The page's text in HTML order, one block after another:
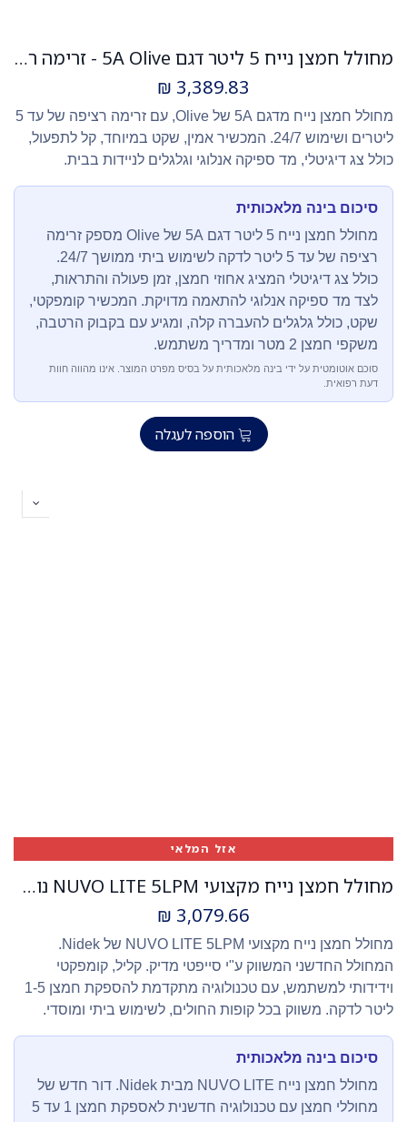
מחולל חמצן נייח 5 ליטר דגם 5A Olive - זרימה רציפה 24/7! צג דיגיטלי
3,389.83
₪
מחולל חמצן נייח מדגם 5A של Olive, עם זרימה רציפה של עד 5
ליטרים ושימוש 24/7. המכשיר אמין, שקט במיוחד, קל לתפעול,
כולל צג דיגיטלי, מד ספיקה אנלוגי וגלגלים לניידות בבית.
סיכום בינה מלאכותית
מחולל חמצן נייח 5 ליטר דגם 5A של Olive מספק זרימה
רציפה של עד 5 ליטר לדקה לשימוש ביתי ממושך 24/7.
כולל צג דיגיטלי המציג אחוזי חמצן, זמן פעולה והתראות,
לצד מד ספיקה אנלוגי להתאמה מדויקת. המכשיר קומפקטי,
שקט, כולל גלגלים להעברה קלה, ומגיע עם בקבוק הרטבה,
משקפי חמצן 2 מטר ומדריך משתמש.
סוכם אוטומטית על ידי בינה מלאכותית על בסיס מפרט המוצר. אינו מהווה חוות
דעת רפואית.
הוספה לעגלה
אזל המלאי
מחולל חמצן נייח מקצועי NUVO LITE 5LPM נובו - טכנולוגיה חדשנית, קומפקטי וידידותי
3,079.66
₪
מחולל חמצן נייח מקצועי NUVO LITE 5LPM של Nidek.
המחולל החדשני המשווק ע"י סייפטי מדיק. קליל, קומפקטי
וידידותי למשתמש, עם טכנולוגיה מתקדמת להספקת חמצן 1-5
ליטר לדקה. משווק בכל קופות החולים, לשימוש ביתי ומוסדי.
סיכום בינה מלאכותית
מחולל חמצן נייח NUVO LITE מבית Nidek. דור חדש של
מחוללי חמצן עם טכנולוגיה חדשנית לאספקת חמצן 1 עד 5